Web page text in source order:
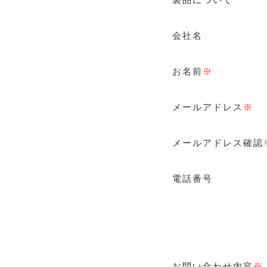
会社名
お名前 ※
メールアドレス ※
メールアドレス確認
電話番号